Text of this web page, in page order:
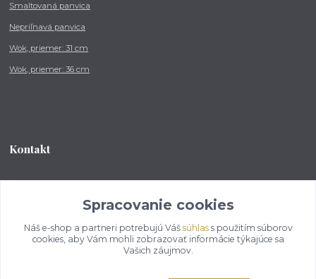
Smaltovaná panvica
Nepriľnavá panvica
Wok, priemer: 31 cm
Wok, priemer: 36 cm
Kontakt
od 8:00 - do 16:00 hod
info@kotlikovesupravy.sk
Spracovanie cookies
Náš e-shop a partneri potrebujú Váš súhlass použitím súborov
cookies, aby Vám mohli zobrazovať informácie týkajúce sa
Vašich záujmov.